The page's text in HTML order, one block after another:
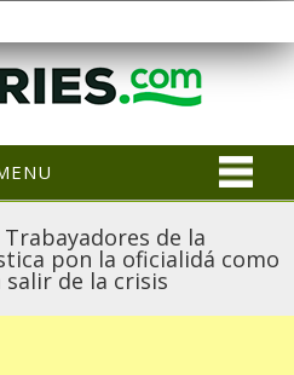
Trabayadores de la
pon la oficialidá como
de la crisis